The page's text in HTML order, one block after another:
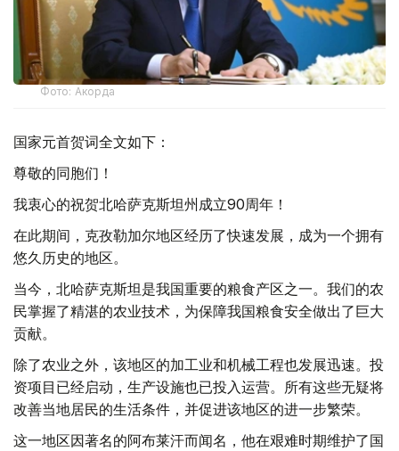
Фото: Акорда
国家元首贺词全文如下：
尊敬的同胞们！
我衷心的祝贺北哈萨克斯坦州成立90周年！
在此期间，克孜勒加尔地区经历了快速发展，成为一个拥有
悠久历史的地区。
当今，北哈萨克斯坦是我国重要的粮食产区之一。我们的农
民掌握了精湛的农业技术，为保障我国粮食安全做出了巨大
贡献。
除了农业之外，该地区的加工业和机械工程也发展迅速。投
资项目已经启动，生产设施也已投入运营。所有这些无疑将
改善当地居民的生活条件，并促进该地区的进一步繁荣。
这一地区因著名的阿布莱汗而闻名，他在艰难时期维护了国